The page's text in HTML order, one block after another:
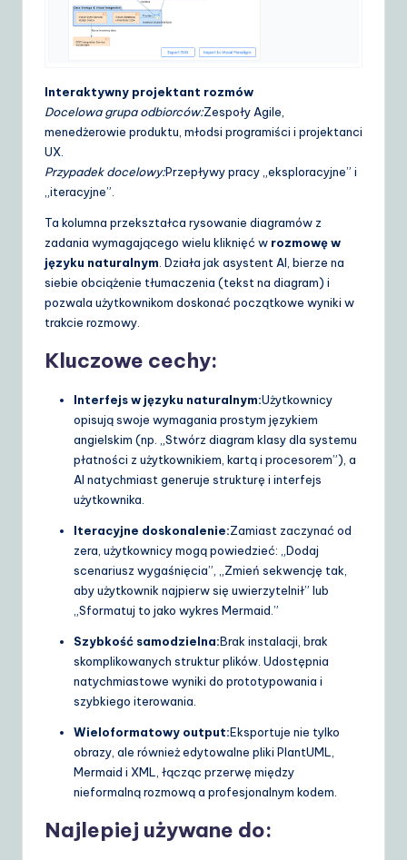
Interaktywny projektant rozmów
Docelowa grupa odbiorców:Zespoły Agile,
menedżerowie produktu, młodsi programiści i projektanci
UX.
Przypadek docelowy:Przepływy pracy „eksploracyjne” i
„iteracyjne”.
Ta kolumna przekształca rysowanie diagramów z
zadania wymagającego wielu kliknięć w rozmowę w
języku naturalnym . Działa jak asystent AI, bierze na
siebie obciążenie tłumaczenia (tekst na diagram) i
pozwala użytkownikom doskonać początkowe wyniki w
trakcie rozmowy.
Kluczowe cechy:
Interfejs w języku naturalnym:Użytkownicy
opisują swoje wymagania prostym językiem
angielskim (np. „Stwórz diagram klasy dla systemu
płatności z użytkownikiem, kartą i procesorem”), a
AI natychmiast generuje strukturę i interfejs
użytkownika.
Iteracyjne doskonalenie:Zamiast zaczynać od
zera, użytkownicy mogą powiedzieć: „Dodaj
scenariusz wygaśnięcia”, „Zmień sekwencję tak,
aby użytkownik najpierw się uwierzytelnił” lub
„Sformatuj to jako wykres Mermaid.”
Szybkość samodzielna:Brak instalacji, brak
skomplikowanych struktur plików. Udostępnia
natychmiastowe wyniki do prototypowania i
szybkiego iterowania.
Wieloformatowy output:Eksportuje nie tylko
obrazy, ale również edytowalne pliki PlantUML,
Mermaid i XML, łącząc przerwę między
nieformalną rozmową a profesjonalnym kodem.
Najlepiej używane do: